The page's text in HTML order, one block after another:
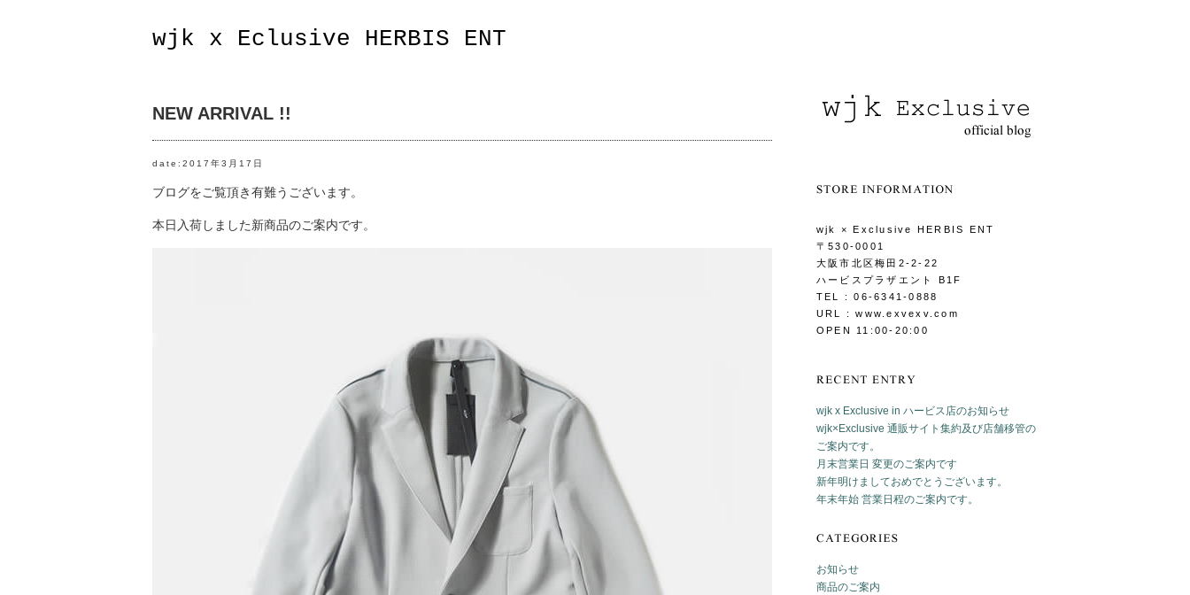
wjk x Eclusive HERBIS ENT
NEW ARRIVAL !!
date:2017年3月17日
ブログをご覧頂き有難うございます。
本日入荷しました新商品のご案内です。
wjk × Exclusive HERBIS ENT
〒530-0001
大阪市北区梅田2-2-22
ハービスプラザエント B1F
TEL : 06-6341-0888
URL : www.exvexv.com
OPEN 11:00-20:00
wjk x Exclusive in ハービス店のお知らせ
wjk×Exclusive 通販サイト集約及び店舗移管の
ご案内です。
月末営業日 変更のご案内です
新年明けましておめでとうございます。
年末年始 営業日程のご案内です。
お知らせ
商品のご案内